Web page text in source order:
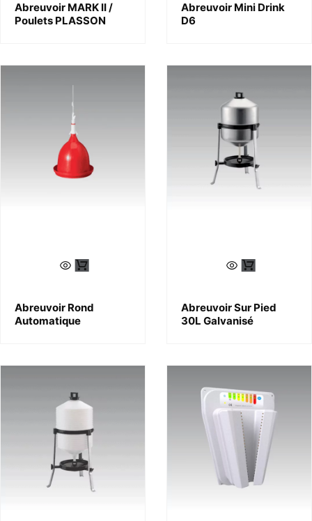
Abreuvoir MARK II /
Poulets PLASSON
Abreuvoir Mini Drink
D6
Abreuvoir Rond
Automatique
Abreuvoir Sur Pied
30L Galvanisé